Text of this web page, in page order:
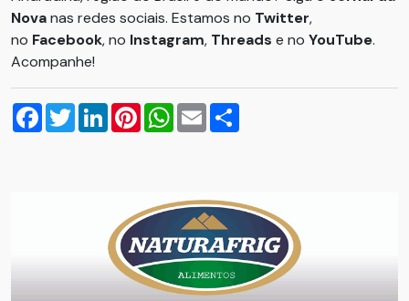
Novanas redes sociais. Estamos no Twitter,
no Facebook, no Instagram, Threads e no YouTube.
Acompanhe!
Facebook
TwitterLinkedInPinterestWhatsApp
Email